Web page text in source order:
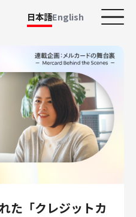
日本語English
た「クレジットカ